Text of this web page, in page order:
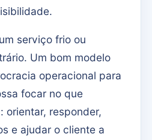
serviço frio ou
Um bom modelo
operacional para
focar no que
orientar, responder,
e ajudar o cliente a